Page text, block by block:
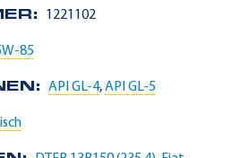
1221102
85
API GL-4,API GL-5